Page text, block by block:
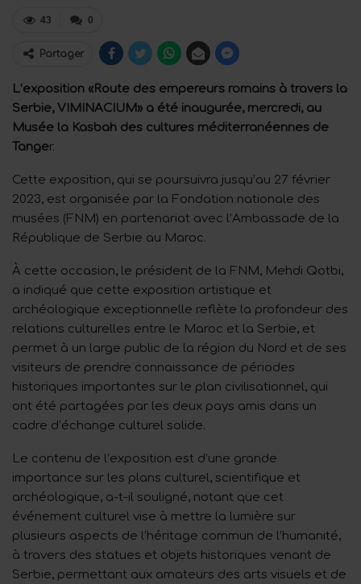
0
43
Partager
L’exposition «Route des empereurs romains à travers la
Serbie, VIMINACIUM» a été inaugurée, mercredi, au
Musée la Kasbah des cultures méditerranéennes de
Tanger.
Cette exposition, qui se poursuivra jusqu’au 27 février
2023, est organisée par la Fondation nationale des
musées (FNM) en partenariat avec l’Ambassade de la
République de Serbie au Maroc.
À cette occasion, le président de la FNM, Mehdi Qotbi,
a indiqué que cette exposition artistique et
archéologique exceptionnelle reflète la profondeur des
relations culturelles entre le Maroc et la Serbie, et
permet à un large public de la région du Nord et de ses
visiteurs de prendre connaissance de périodes
historiques importantes sur le plan civilisationnel, qui
ont été partagées par les deux pays amis dans un
cadre d’échange culturel solide.
Le contenu de l’exposition est d’une grande
importance sur les plans culturel, scientifique et
archéologique, a-t-il souligné, notant que cet
événement culturel vise à mettre la lumière sur
plusieurs aspects de l’héritage commun de l’humanité,
à travers des statues et objets historiques venant de
Serbie, permettant aux amateurs des arts visuels et de